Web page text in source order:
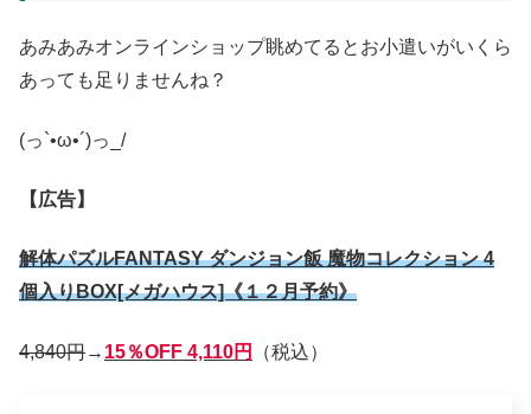
あみあみオンラインショップ眺めてるとお小遣いがいくら
あっても足りませんね？
(っ`•ω•´)っ_/
【広告】
解体パズルFANTASY ダンジョン飯 魔物コレクション 4
個入りBOX[メガハウス]《１２月予約》
4,840円→ 15％OFF 4,110円 （税込）